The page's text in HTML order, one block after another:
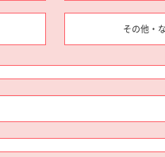
その他・